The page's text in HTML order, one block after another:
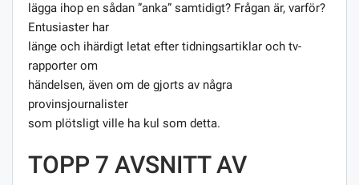
lägga ihop en sådan ”anka” samtidigt? Frågan är, varför?
Entusiaster har
länge och ihärdigt letat efter tidningsartiklar och tv-
rapporter om
händelsen, även om de gjorts av några
provinsjournalister
som plötsligt ville ha kul som detta.
TOPP 7 AVSNITT AV